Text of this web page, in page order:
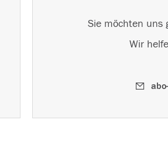
Sie möchten uns
Wir